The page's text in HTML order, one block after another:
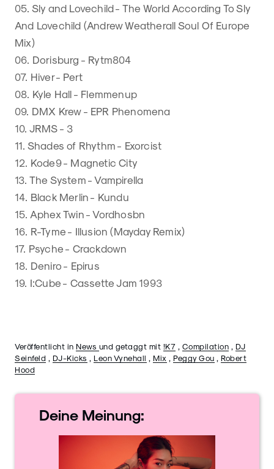
05. Sly and Lovechild - The World According To Sly
And Lovechild (Andrew Weatherall Soul Of Europe
Mix)
06. Dorisburg - Rytm804
07. Hiver - Pert
08. Kyle Hall - Flemmenup
09. DMX Krew - EPR Phenomena
10. JRMS - 3
11. Shades of Rhythm - Exorcist
12. Kode9 - Magnetic City
13. The System - Vampirella
14. Black Merlin - Kundu
15. Aphex Twin - Vordhosbn
16. R-Tyme - Illusion (Mayday Remix)
17. Psyche - Crackdown
18. Deniro - Epirus
19. I:Cube - Cassette Jam 1993
Veröffentlicht in News und getaggt mit !K7 Compilation
DJ
Seinfeld
DJ-Kicks Leon Vynehall Mix Peggy Gou
Robert
Hood
Deine Meinung: